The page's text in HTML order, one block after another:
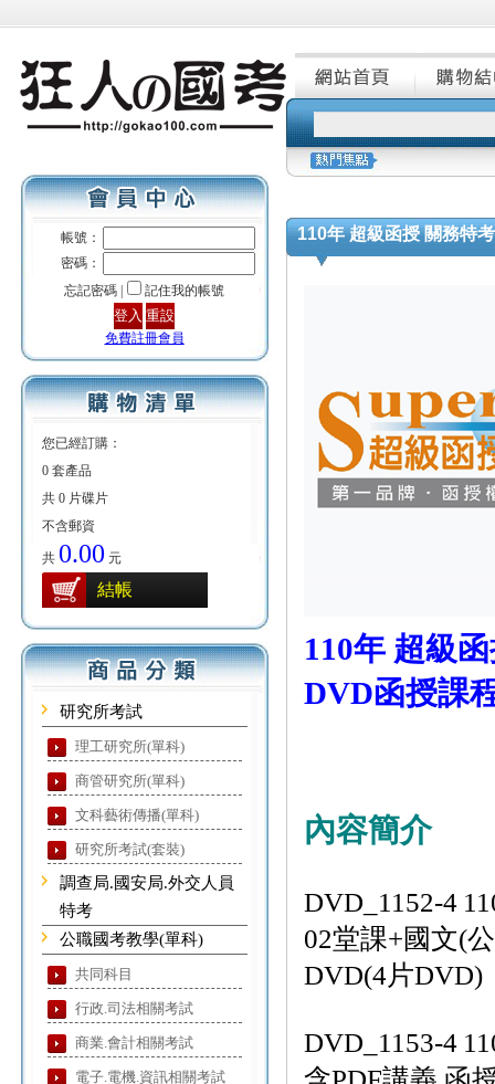
帳號：
密碼：
忘記密碼 |
記住我的帳號
免費註冊會員
您已經訂購：
0 套產品
共 0 片碟片
不含郵資
共 0.00 元
結帳
研究所考試
理工研究所(單科)
商管研究所(單科)
文科藝術傳播(單科)
研究所考試(套裝)
調查局.國安局.外交人員
特考
公職國考教學(單科)
共同科目
行政.司法相關考試
商業.會計相關考試
電子.電機.資訊相關考試
110年 超級函授 關務特
110年 超級
DVD函授課
內容簡介
DVD_1152-4
02堂課+國文(
DVD(4片DVD)
DVD_1153-4